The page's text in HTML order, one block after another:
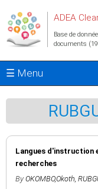
ADEA
Base de
documents
☰ Menu
Langues d'instruction
recherches
By OKOMBO,Okoth,